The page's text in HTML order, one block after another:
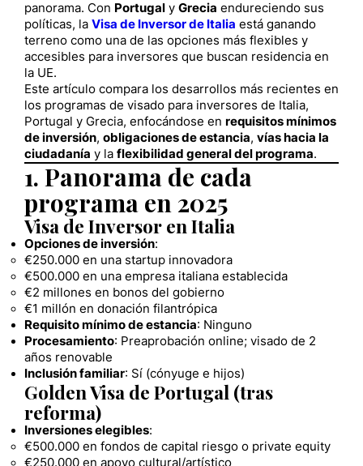
panorama. Con Portugal y Grecia endureciendo sus
políticas, la Visa de Inversor de Italia está ganando
terreno como una de las opciones más flexibles y
accesibles para inversores que buscan residencia en
la UE.
Este artículo compara los desarrollos más recientes en
los programas de visado para inversores de Italia,
Portugal y Grecia, enfocándose en requisitos mínimos
de inversión, obligaciones de estancia, vías hacia la
ciudadanía y la flexibilidad general del programa.
1. Panorama de cada
programa en 2025
Visa de Inversor en Italia
Opciones de inversión:
€250.000 en una startup innovadora
€500.000 en una empresa italiana establecida
€2 millones en bonos del gobierno
€1 millón en donación filantrópica
Requisito mínimo de estancia: Ninguno
Procesamiento: Preaprobación online; visado de 2
años renovable
Inclusión familiar: Sí (cónyuge e hijos)
Golden Visa de Portugal (tras
reforma)
Inversiones elegibles:
€500.000 en fondos de capital riesgo o private equity
€250.000 en apoyo cultural/artístico